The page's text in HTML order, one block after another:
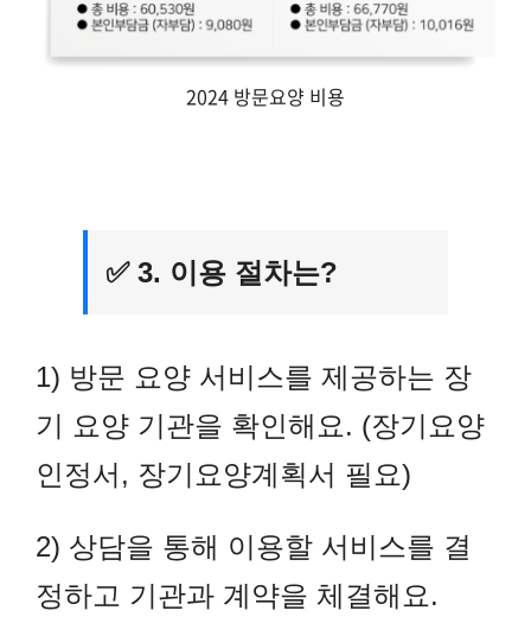
2024 방문요양 비용
✅ 3. 이용 절차는?
1) 방문 요양 서비스를 제공하는 장
기 요양 기관을 확인해요. (장기요양
인정서, 장기요양계획서 필요)
2) 상담을 통해 이용할 서비스를 결
정하고 기관과 계약을 체결해요.